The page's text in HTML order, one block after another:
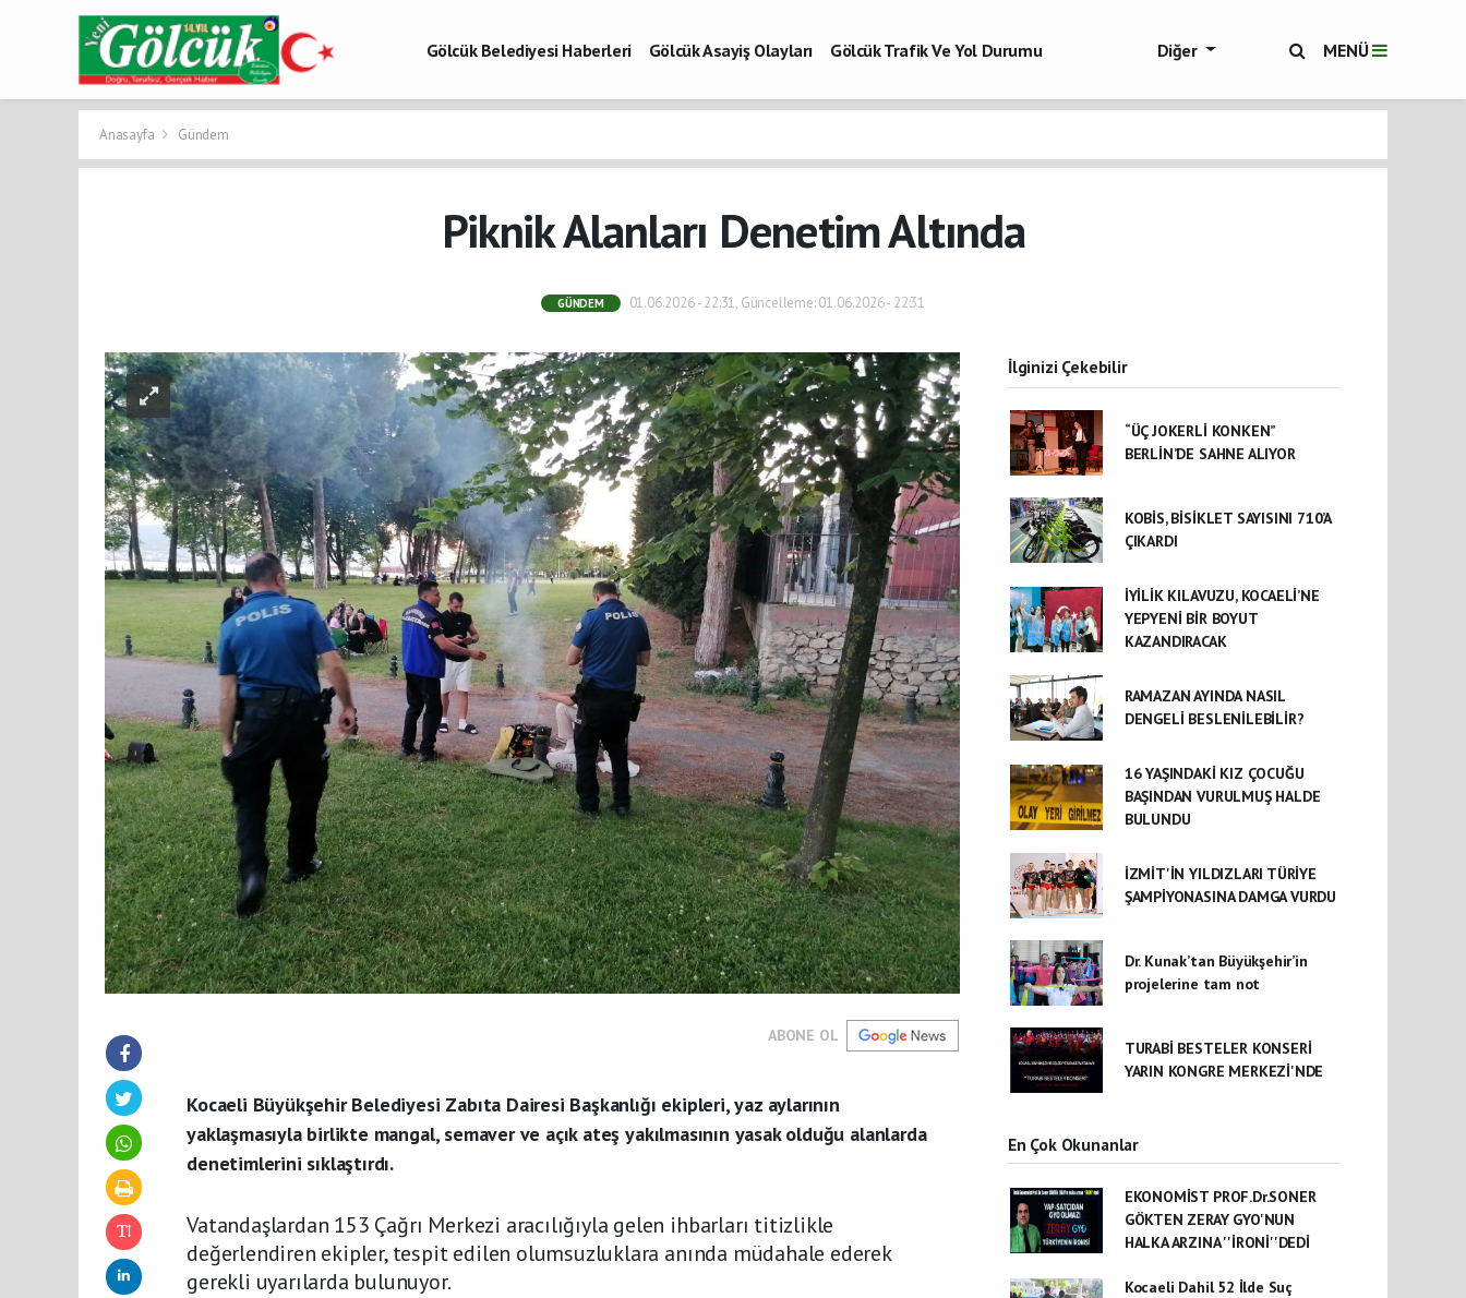
Gölcük Belediyesi Haberleri Gölcük Asayiş Olayları
Gölcük Trafik Ve Yol Durumu
Diğer MENÜ
Anasayfa Gündem
Piknik Alanları Denetim Altında
GÜNDEM 01.06.2026 - 22:31, Güncelleme: 01.06.2026 - 22:31
ABONE OL
Kocaeli Büyükşehir Belediyesi Zabıta Dairesi Başkanlığı ekipleri, yaz aylarının
yaklaşmasıyla birlikte mangal, semaver ve açık ateş yakılmasının yasak olduğu alanlarda
denetimlerini sıklaştırdı.
Vatandaşlardan 153 Çağrı Merkezi aracılığıyla gelen ihbarları titizlikle
değerlendiren ekipler, tespit edilen olumsuzluklara anında müdahale ederek
gerekli uyarılarda bulunuyor.
İlginizi Çekebilir
“ÜÇ JOKERLİ KONKEN”
BERLİN’DE SAHNE ALIYOR
KOBİS, BİSİKLET SAYISINI 710’A
ÇIKARDI
İYİLİK KILAVUZU, KOCAELİ’NE
YEPYENİ BİR BOYUT
KAZANDIRACAK
RAMAZAN AYINDA NASIL
DENGELİ BESLENİLEBİLİR?
16 YAŞINDAKİ KIZ ÇOCUĞU
BAŞINDAN VURULMUŞ HALDE
BULUNDU
İZMİT'İN YILDIZLARI TÜRİYE
ŞAMPİYONASINA DAMGA VURDU
Dr. Kunak’tan Büyükşehir’in
projelerine tam not
TURABİ BESTELER KONSERİ
YARIN KONGRE MERKEZİ'NDE
En Çok Okunanlar
EKONOMİST PROF.Dr.SONER
GÖKTEN ZERAY GYO'NUN
HALKA ARZINA ''İRONİ''DEDİ
Kocaeli Dahil 52 İlde Suç